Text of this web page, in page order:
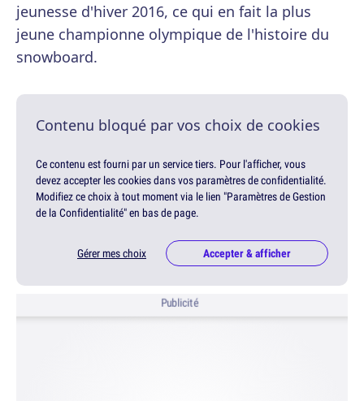
jeunesse d'hiver 2016, ce qui en fait la plus
jeune championne olympique de l'histoire du
snowboard.
Contenu bloqué par vos choix de cookies
Ce contenu est fourni par un service tiers. Pour l'afficher, vous
devez accepter les cookies dans vos paramètres de confidentialité.
Modifiez ce choix à tout moment via le lien "Paramètres de Gestion
de la Confidentialité" en bas de page.
Gérer mes choix Accepter & afficher
Publicité